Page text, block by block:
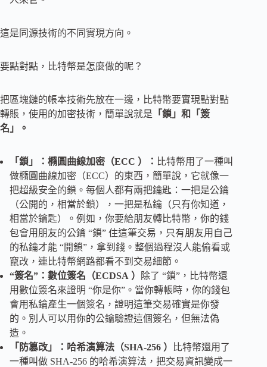
這是同源技術的不同實現方向。
要點對點，比特幣是怎麼做的呢？
把區塊鏈的帳本技術先放在一邊，比特幣要實現點對點
轉賬，使用的加密技術，簡單說就是 「鎖」和「簽
名」。
「鎖」：橢圓曲線加密（ECC ）： 比特幣用了一種叫
做橢圓曲線加密（ECC）的東西，簡單說，它就像一
把超級安全的鎖。每個人都有兩把鑰匙：一把是公鑰
（公開的，相當於鎖），一把是私鑰（只有你知道，
相當於鑰匙）。例如，你要給朋友轉比特幣，你的錢
包會用朋友的公鑰 “鎖” 住這筆交易，只有朋友用自己
的私鑰才能 “開鎖”，拿到錢。整個過程沒人能偷看或
竄改，連比特幣網路都看不到交易細節。
“簽名”：數位簽名（ECDSA ）
除了 “鎖”，比特幣還
用數位簽名來證明 “你是你”。當你轉帳時，你的錢包
會用私鑰產生一個簽名，證明這筆交易確實是你發
的。別人可以用你的公鑰驗證這個簽名，但無法偽
造。
「防篡改」：哈希演算法（SHA-256 ）
比特幣還用了
一種叫做 SHA-256 的哈希演算法，把交易資訊變成一